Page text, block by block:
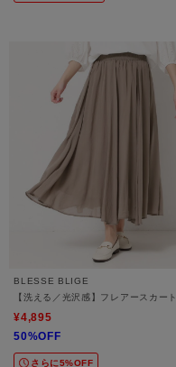
BLESSE BLIGE
【洗える／光沢感】フレアースカート
¥4,895
50%OFF
さらに5%OFF